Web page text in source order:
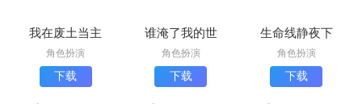
我在废土当主
播下载手机版
角色扮演
下载
谁淹了我的世
界无广告版
角色扮演
下载
生命线静夜下
载最新版
角色扮演
下载